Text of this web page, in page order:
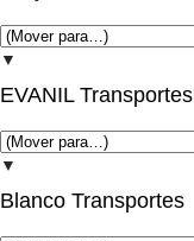
▼
EVANIL Transportes
▼
Blanco Transportes